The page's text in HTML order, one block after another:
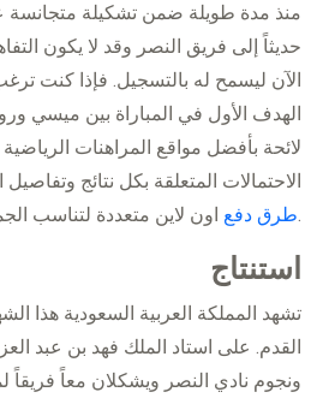
منذ مدة طويلة ضمن تشكيلة متجانسة
حديثاً إلى فريق النصر وقد لا يكون
الآن ليسمح له بالتسجيل. فإذا كنت
الهدف الأول في المباراة بين ميسي
لائحة بأفضل مواقع المراهنات
الاحتمالات المتعلقة بكل نتائج
طرق دفعاون لاين متعددة لتناسب الجميع.
استنتاج
تشهد المملكة العربية السعودية هذا
القدم. على استاد الملك فهد بن عبد
ونجوم نادي النصر ويشكلان معاً فريقاً